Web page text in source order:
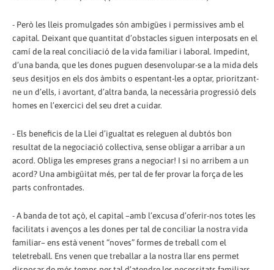
- Però les lleis promulgades són ambigües i permissives amb el
capital. Deixant que quantitat d’obstacles siguen interposats en el
camí de la real conciliació de la vida familiar i laboral. Impedint,
d’una banda, que les dones puguen desenvolupar-se a la mida dels
seus desitjos en els dos àmbits o espentant-les a optar, prioritzant-
ne un d’ells, i avortant, d’altra banda, la necessària progressió dels
homes en l’exercici del seu dret a cuidar.
- Els beneficis de la Llei d’igualtat es releguen al dubtós bon
resultat de la negociació col·lectiva, sense obligar a arribar a un
acord. Obliga les empreses grans a negociar! I si no arribem a un
acord? Una ambigüitat més, per tal de fer provar la força de les
parts confrontades.
- A banda de tot açò, el capital –amb l’excusa d’oferir-nos totes les
facilitats i avenços a les dones per tal de conciliar la nostra vida
familiar– ens està venent “noves” formes de treball com el
teletreball. Ens venen que treballar a la nostra llar ens permet